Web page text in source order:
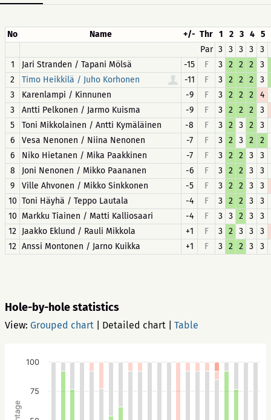
No Name +/- Thr 1 2 3 4 5
Par 3 3 3 3
3
1
Jari Stranden / Tapani Mölsä -15 F 3 2 2 2
3
2
Timo Heikkilä / Juho Korhonen -11 F 3 2 2 2
3
3
Karenlampi / Kinnunen -9 F 3 2 2 2
4
3
Antti Pelkonen / Jarmo Kuisma -9 F 3 2 2 2
3
5
Toni Mikkolainen / Antti Kymäläinen -8 F 3 2 3 2
3
6
Vesa Nenonen / Niina Nenonen -7 F 3 2 3 2
2
6
Niko Hietanen / Mika Paakkinen -7 F 3 2 2 3
3
8
Joni Nenonen / Mikko Paananen -6 F 3 2 2 3
3
9
Ville Ahvonen / Mikko Sinkkonen -5 F 3 2 2 3
3
10 Toni Häyhä / Teppo Lautala -4 F 3 2 2 3
3
10 Markku Tiainen / Matti Kalliosaari -4 F 3 3 2 3
3
12 Jaakko Eklund / Rauli Mikkola +1 F 3 2 3 3
3
12 Anssi Montonen / Jarno Kuikka +1 F 3 2 2 3 3
Hole-by-hole statistics
View: Grouped chart Detailed chart Table
75
100